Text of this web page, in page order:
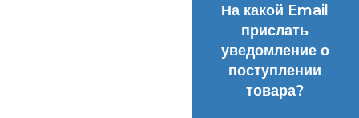
На какой Email
прислать
уведомление о
поступлении
товара?